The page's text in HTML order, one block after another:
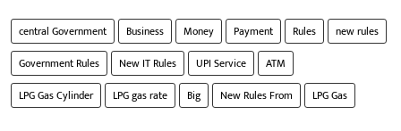
central Government Business Money Payment Rules
new rules
Government Rules
New IT Rules UPI Service
ATM
LPG Gas Cylinder
LPG gas rate Big New Rules From LPG Gas